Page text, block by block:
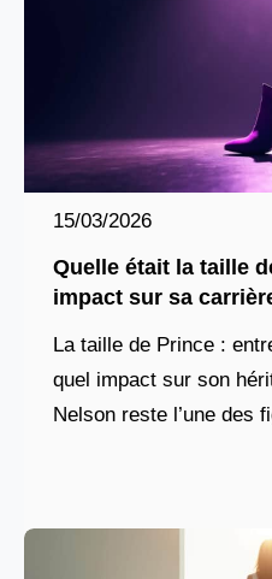
15/03/2026
Quelle était la taille
impact sur sa
La taille de Prince :
quel impact sur son
Nelson reste l’une des